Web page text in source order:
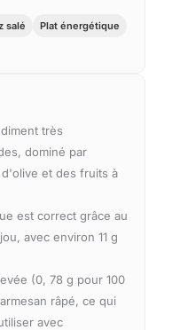
salé
Plat énergétique
très
dominé par
et des fruits à
est correct grâce au
avec environ 11 g
(0, 78 g pour 100
râpé, ce qui
avec